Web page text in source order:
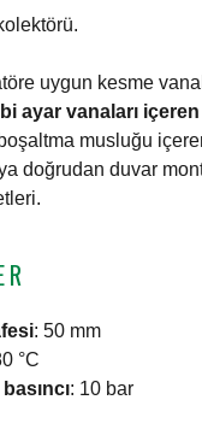
uygun kesme
ayar vanaları içeren
musluğu
doğrudan duvar
: 50 mm
°C
: 10 bar